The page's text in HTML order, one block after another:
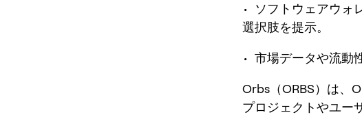
• ソフトウェアウォ
選択肢を提示。
• 市場データや流動
Orbs（ORBS）は、
プロジェクトやユー